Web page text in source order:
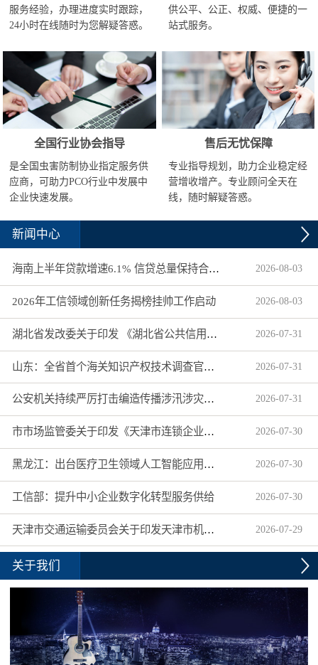
服务经验，办理进度实时跟踪，
24小时在线随时为您解疑答惑。
供公平、公正、权威、便捷的一
站式服务。
全国行业协会指导
是全国虫害防制协业指定服务供
应商，可助力PCO行业中发展中
企业快速发展。
售后无忧保障
专业指导规划，助力企业稳定经
营增收增产。专业顾问全天在
线，随时解疑答惑。
新闻中心
海南上半年贷款增速6.1% 信贷总量保持合理平稳增长 2026-08-03
2026年工信领域创新任务揭榜挂帅工作启动 2026-08-03
湖北省发改委关于印发 《湖北省公共信用信息目录（2026年版）》的通知 2026-07-31
山东：全省首个海关知识产权技术调查官制度落地济南自贸片区 2026-07-31
公安机关持续严厉打击编造传播涉汛涉灾网络谣言 2026-07-31
市市场监管委关于印发《天津市连锁企业食品经营许可“先证后核”信用承诺审批实施办法》的通知 2026-07-30
黑龙江：出台医疗卫生领域人工智能应用工作实施方案 2026-07-30
工信部：提升中小企业数字化转型服务供给 2026-07-30
天津市交通运输委员会关于印发天津市机动车驾驶员培训机构及教练员综合信用评价管理办法的通知 2026-07-29
关于我们